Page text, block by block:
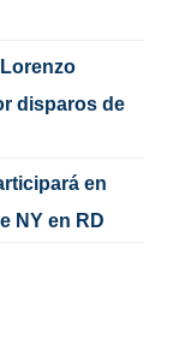
disparos de
en
NY en RD